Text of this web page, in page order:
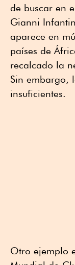
de buscar en
Gianni
aparece en
países de
recalcado la
Sin embargo,
insuficientes.
Otro ejemplo